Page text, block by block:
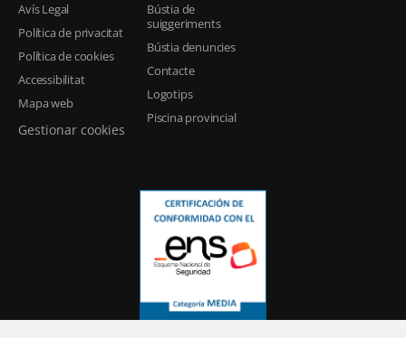
Avís Legal
Política de privacitat
Política de cookies
Accessibilitat
Mapa web
Gestionar cookies
Bústia de
suiggeriments
Bústia denuncies
Contacte
Logotips
Piscina provincial